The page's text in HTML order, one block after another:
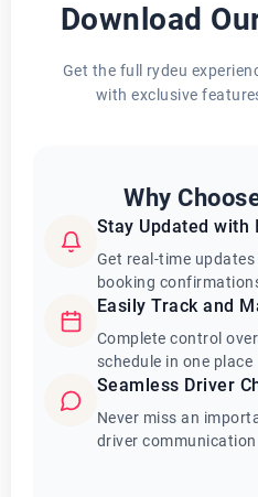
Download
Get the full rydeu
with exclusive
Why
Stay Updated
Get real-time
booking
Easily Track and
Complete control
schedule in one place
Seamless Driver
Never miss an
driver communication